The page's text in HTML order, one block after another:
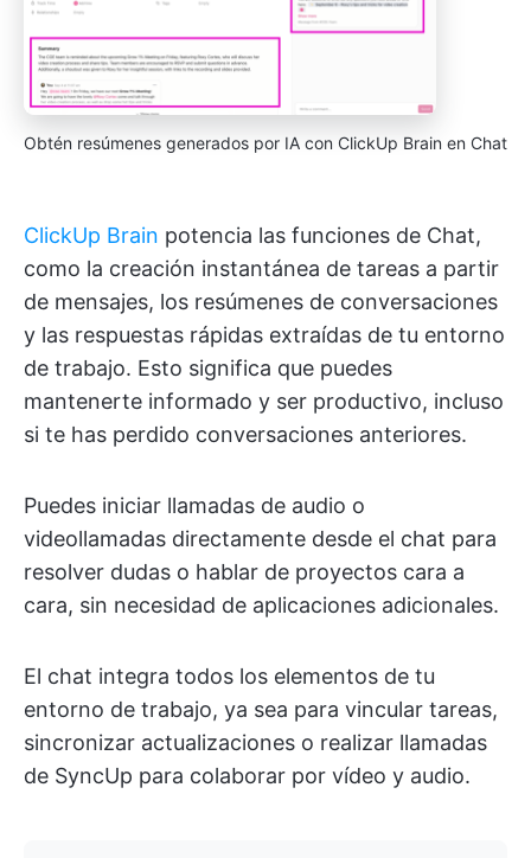
Obtén resúmenes generados por IA con ClickUp Brain en Chat
ClickUp Brain potencia las funciones de Chat,
como la creación instantánea de tareas a partir
de mensajes, los resúmenes de conversaciones
y las respuestas rápidas extraídas de tu entorno
de trabajo. Esto significa que puedes
mantenerte informado y ser productivo, incluso
si te has perdido conversaciones anteriores.
Puedes iniciar llamadas de audio o
videollamadas directamente desde el chat para
resolver dudas o hablar de proyectos cara a
cara, sin necesidad de aplicaciones adicionales.
El chat integra todos los elementos de tu
entorno de trabajo, ya sea para vincular tareas,
sincronizar actualizaciones o realizar llamadas
de SyncUp para colaborar por vídeo y audio.